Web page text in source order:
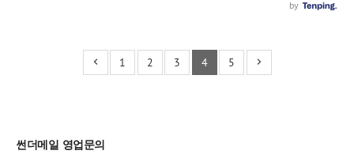
1 2 3 4 5
썬더메일 영업문의